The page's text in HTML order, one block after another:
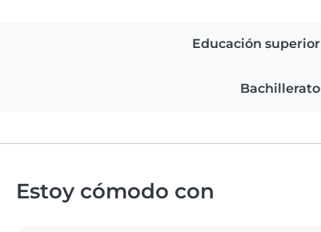
Educación superior
Bachillerato
Estoy cómodo con